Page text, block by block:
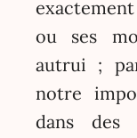
exactement
ou ses
autrui ;
notre
dans des